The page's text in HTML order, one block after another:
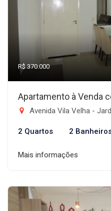
R$ 370.000
Apartamento à Venda
Avenida Vila Velha -
2 Quartos 2
Mais informações